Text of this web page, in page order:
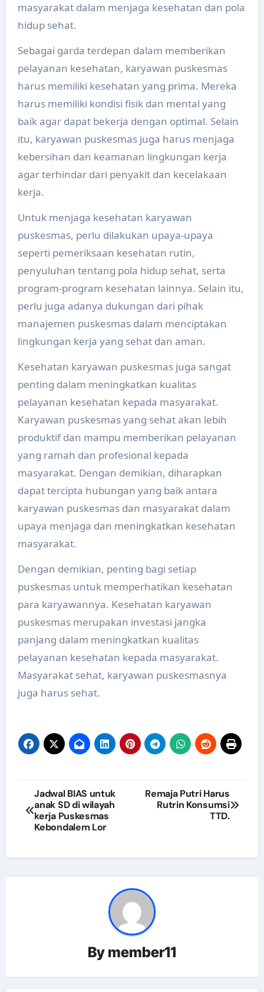
masyarakat dalam menjaga kesehatan dan pola
hidup sehat.
Sebagai garda terdepan dalam memberikan
pelayanan kesehatan, karyawan puskesmas
harus memiliki kesehatan yang prima. Mereka
harus memiliki kondisi fisik dan mental yang
baik agar dapat bekerja dengan optimal. Selain
itu, karyawan puskesmas juga harus menjaga
kebersihan dan keamanan lingkungan kerja
agar terhindar dari penyakit dan kecelakaan
kerja.
Untuk menjaga kesehatan karyawan
puskesmas, perlu dilakukan upaya-upaya
seperti pemeriksaan kesehatan rutin,
penyuluhan tentang pola hidup sehat, serta
program-program kesehatan lainnya. Selain itu,
perlu juga adanya dukungan dari pihak
manajemen puskesmas dalam menciptakan
lingkungan kerja yang sehat dan aman.
Kesehatan karyawan puskesmas juga sangat
penting dalam meningkatkan kualitas
pelayanan kesehatan kepada masyarakat.
Karyawan puskesmas yang sehat akan lebih
produktif dan mampu memberikan pelayanan
yang ramah dan profesional kepada
masyarakat. Dengan demikian, diharapkan
dapat tercipta hubungan yang baik antara
karyawan puskesmas dan masyarakat dalam
upaya menjaga dan meningkatkan kesehatan
masyarakat.
Dengan demikian, penting bagi setiap
puskesmas untuk memperhatikan kesehatan
para karyawannya. Kesehatan karyawan
puskesmas merupakan investasi jangka
panjang dalam meningkatkan kualitas
pelayanan kesehatan kepada masyarakat.
Masyarakat sehat, karyawan puskesmasnya
juga harus sehat.
Navigasi
pos
Jadwal BIAS untuk
anak SD di wilayah
kerja Puskesmas
Kebondalem Lor
Remaja Putri Harus
Rutrin Konsumsi
TTD.
By member11